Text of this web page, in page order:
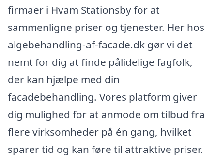
firmaer i Hvam Stationsby for at
sammenligne priser og tjenester. Her hos
algebehandling-af-facade.dk gør vi det
nemt for dig at finde pålidelige fagfolk,
der kan hjælpe med din
facadebehandling. Vores platform giver
dig mulighed for at anmode om tilbud fra
flere virksomheder på én gang, hvilket
sparer tid og kan føre til attraktive priser.